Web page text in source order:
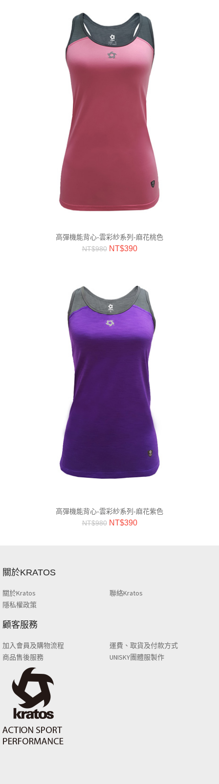
高彈機能背心-雲彩紗系列-麻花桃色
NT$980 NT$390
高彈機能背心-雲彩紗系列-麻花紫色
NT$980 NT$390
關於KRATOS
關於Kratos
聯絡Kratos
隱私權政策
顧客服務
加入會員及購物流程
運費、取貨及付款方式
商品售後服務
UNISKY團體服製作